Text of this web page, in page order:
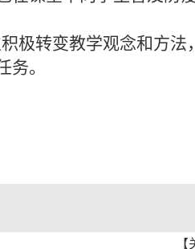
极转变教学观念和方法
。
【